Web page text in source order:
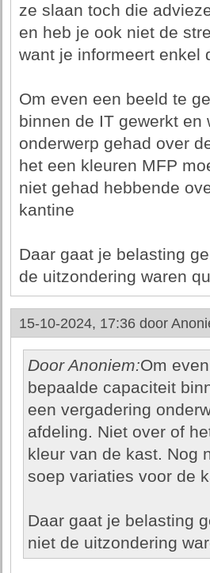
ze slaan toch die
en heb je ook niet de
want je informeert enkel
Om even een beeld te
binnen de IT gewerkt
onderwerp gehad over
het een kleuren MFP
niet gehad hebbende
kantine
Daar gaat je belasting
de uitzondering waren
15-10-2024, 17:36 door
Door Anoniem:Om
bepaalde capaciteit
een vergadering
afdeling. Niet over of
kleur van de kast. Nog
soep variaties voor de
Daar gaat je belasting
niet de uitzondering